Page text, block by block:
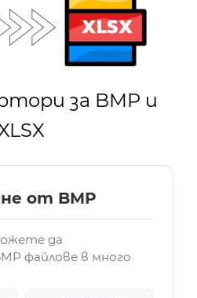
за BMP и
от BMP
да
файлове в много